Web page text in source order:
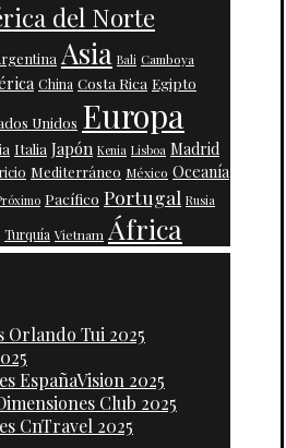
del Norte
Asia Bali Camboya
China Costa Rica Egipto
Unidos Europa
Italia Japón Kenia Lisboa Madrid
Mediterráneo México Oceanía
Pacífico Portugal Rusia
Turquía Vietnam África
Orlando Tui 2025
EspañaVision 2025
Club 2025
CnTravel 2025